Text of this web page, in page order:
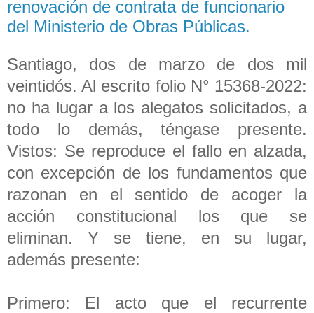
renovación de contrata de funcionario
del Ministerio de Obras Públicas.
Santiago, dos de marzo de dos mil
veintidós. Al escrito folio N° 15368-2022:
no ha lugar a los alegatos solicitados, a
todo lo demás, téngase presente.
Vistos: Se reproduce el fallo en alzada,
con excepción de los fundamentos que
razonan en el sentido de acoger la
acción constitucional los que se
eliminan. Y se tiene, en su lugar,
además presente:
Primero: El acto que el recurrente